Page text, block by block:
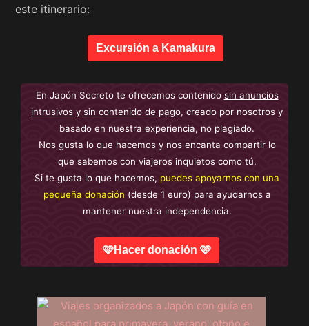
este itinerario:
Excursión a Kamakura
En Japón Secreto te ofrecemos contenido sin anuncios
intrusivos y sin contenido de pago, creado por nosotros y
basado en nuestra experiencia, no plagiado.
Nos gusta lo que hacemos y nos encanta compartir lo
que sabemos con viajeros inquietos como tú.
Si te gusta lo que hacemos, puedes apoyarnos con una
pequeña donación (desde 1 euro) para ayudarnos a
mantener nuestra independencia.
🩷Hacer donación 🩷